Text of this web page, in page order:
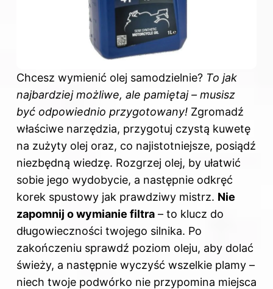
Chcesz wymienić olej samodzielnie? To jak
najbardziej możliwe, ale pamiętaj – musisz
być odpowiednio przygotowany! Zgromadź
właściwe narzędzia, przygotuj czystą kuwetę
na zużyty olej oraz, co najistotniejsze, posiądź
niezbędną wiedzę. Rozgrzej olej, by ułatwić
sobie jego wydobycie, a następnie odkręć
korek spustowy jak prawdziwy mistrz. Nie
zapomnij o wymianie filtra – to klucz do
długowieczności twojego silnika. Po
zakończeniu sprawdź poziom oleju, aby dolać
świeży, a następnie wyczyść wszelkie plamy –
niech twoje podwórko nie przypomina miejsca